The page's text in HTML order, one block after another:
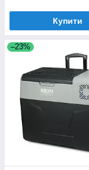
Купити
–23%